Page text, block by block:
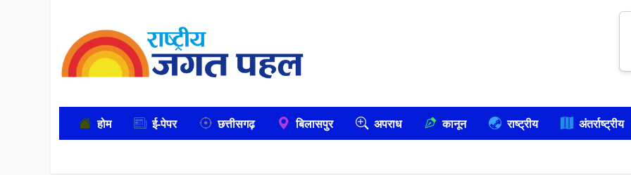
होम ई-पेपर छत्तीसगढ़ बिलासपुर अपराध कानून राष्ट्रीय अंतर्राष्ट्रीय